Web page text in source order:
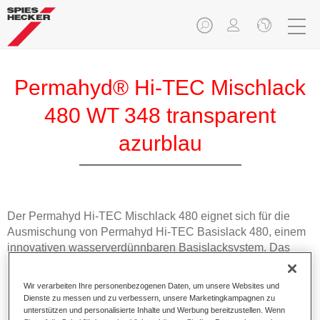
Permahyd® Hi-TEC Mischlack
480 WT 348 transparent
azurblau
Der Permahyd Hi-TEC Mischlack 480 eignet sich für die
Ausmischung von Permahyd Hi-TEC Basislack 480, einem
innovativen wasserverdünnbaren Basislacksystem. Das
Produktmerkmale
Wir verarbeiten Ihre personenbezogenen Daten, um unsere Websites und
Dienste zu messen und zu verbessern, unsere Marketingkampagnen zu
unterstützen und personalisierte Inhalte und Werbung bereitzustellen. Wenn